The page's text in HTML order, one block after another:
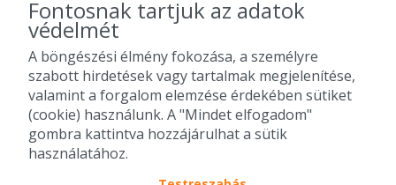
2010-2026 Copyright - Falatozz.hu - Diston-line Kft.
Pizza, gyros, hamburger, menük kedvező áron, egy helyen az összes
étterem ajánlata.
Fontosnak tartjuk az adatok
védelmét
A böngészési élmény fokozása, a személyre
szabott hirdetések vagy tartalmak megjelenítése,
valamint a forgalom elemzése érdekében sütiket
(cookie) használunk. A "Mindet elfogadom"
gombra kattintva hozzájárulhat a sütik
használatához.